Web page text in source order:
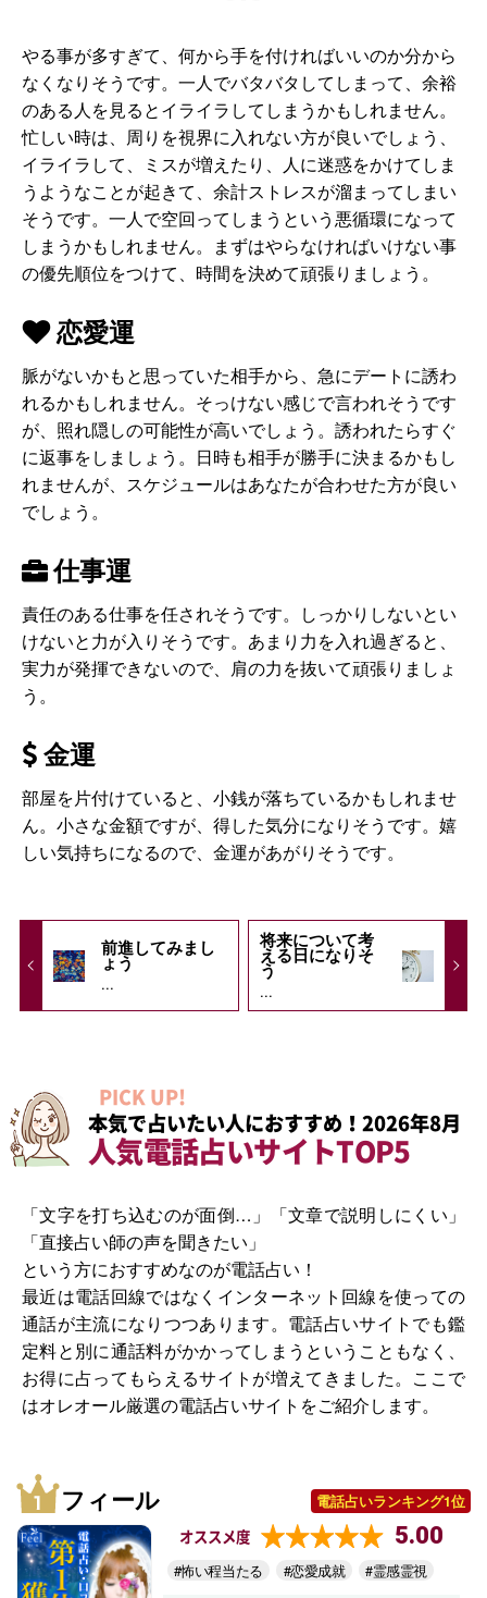
やる事が多すぎて、何から手を付ければいいのか分から
なくなりそうです。一人でバタバタしてしまって、余裕
のある人を見るとイライラしてしまうかもしれません。
忙しい時は、周りを視界に入れない方が良いでしょう、
イライラして、ミスが増えたり、人に迷惑をかけてしま
うようなことが起きて、余計ストレスが溜まってしまい
そうです。一人で空回ってしまうという悪循環になって
しまうかもしれません。まずはやらなければいけない事
の優先順位をつけて、時間を決めて頑張りましょう。
恋愛運
脈がないかもと思っていた相手から、急にデートに誘わ
れるかもしれません。そっけない感じで言われそうです
が、照れ隠しの可能性が高いでしょう。誘われたらすぐ
に返事をしましょう。日時も相手が勝手に決まるかもし
れませんが、スケジュールはあなたが合わせた方が良い
でしょう。
仕事運
責任のある仕事を任されそうです。しっかりしないとい
けないと力が入りそうです。あまり力を入れ過ぎると、
実力が発揮できないので、肩の力を抜いて頑張りましょ
う。
金運
部屋を片付けていると、小銭が落ちているかもしれませ
ん。小さな金額ですが、得した気分になりそうです。嬉
しい気持ちになるので、金運があがりそうです。
前進してみまし
ょう
...
将来について考
える日になりそ
う
...
PICK UP!
本気で占いたい人におすすめ！2026年8月
人気電話占いサイトTOP5
「文字を打ち込むのが面倒…」「文章で説明しにくい」
「直接占い師の声を聞きたい」
という方におすすめなのが電話占い！
最近は電話回線ではなくインターネット回線を使っての
通話が主流になりつつあります。電話占いサイトでも鑑
定料と別に通話料がかかってしまうということもなく、
お得に占ってもらえるサイトが増えてきました。ここで
はオレオール厳選の電話占いサイトをご紹介します。
フィール 電話占いランキング1位
オススメ度 5.00
#怖い程当たる #恋愛成就 #霊感霊視